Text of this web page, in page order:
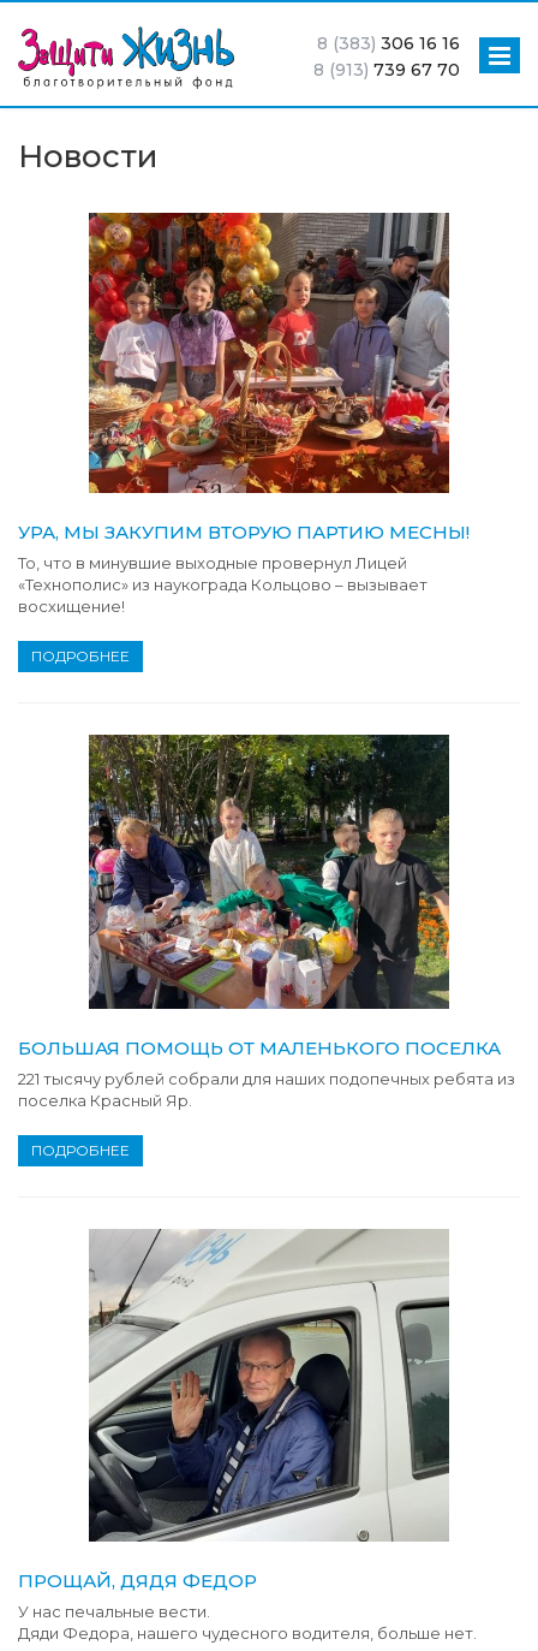
8 (383) 306 16 16
8 (913) 739 67 70
Новости
УРА, МЫ ЗАКУПИМ ВТОРУЮ ПАРТИЮ МЕСНЫ!
То, что в минувшие выходные провернул Лицей
«Технополис» из наукограда Кольцово – вызывает
восхищение!
ПОДРОБНЕЕ
БОЛЬШАЯ ПОМОЩЬ ОТ МАЛЕНЬКОГО ПОСЕЛКА
221 тысячу рублей собрали для наших подопечных ребята из
поселка Красный Яр.
ПОДРОБНЕЕ
ПРОЩАЙ, ДЯДЯ ФЕДОР
У нас печальные вести.
Дяди Федора, нашего чудесного водителя, больше нет.